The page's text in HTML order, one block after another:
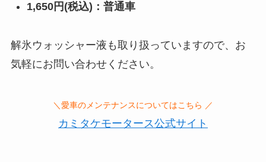
1,650円(税込)：普通車
解氷ウォッシャー液も取り扱っていますので、お
気軽にお問い合わせください。
＼愛車のメンテナンスについてはこちら ／
カミタケモータース公式サイト